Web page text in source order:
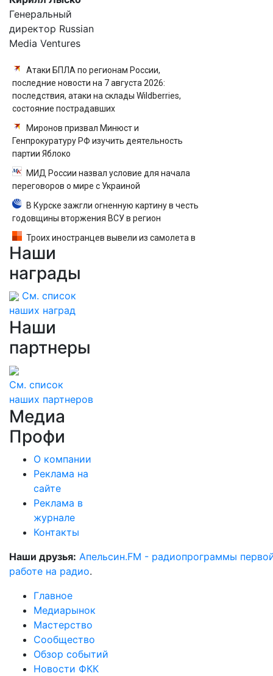
Генеральный
директор Russian
Media Ventures
Атаки БПЛА по регионам России,
последние новости на 7 августа 2026:
последствия, атаки на склады Wildberries,
состояние пострадавших
Миронов призвал Минюст и
Генпрокуратуру РФ изучить деятельность
партии Яблоко
МИД России назвал условие для начала
переговоров о мире с Украиной
В Курске зажгли огненную картину в честь
годовщины вторжения ВСУ в регион
Троих иностранцев вывели из самолета в
Екатеринбурге после кражи денег у
Наши
награды
См. список
наших наград
Наши
партнеры
См. список
наших партнеров
Медиа
Профи
О компании
Реклама на
сайте
Реклама в
журнале
Контакты
Наши друзья: Апельсин.FM - радиопрограммы
работе на радио.
Главное
Медиарынок
Мастерство
Сообщество
Обзор событий
Новости ФКК